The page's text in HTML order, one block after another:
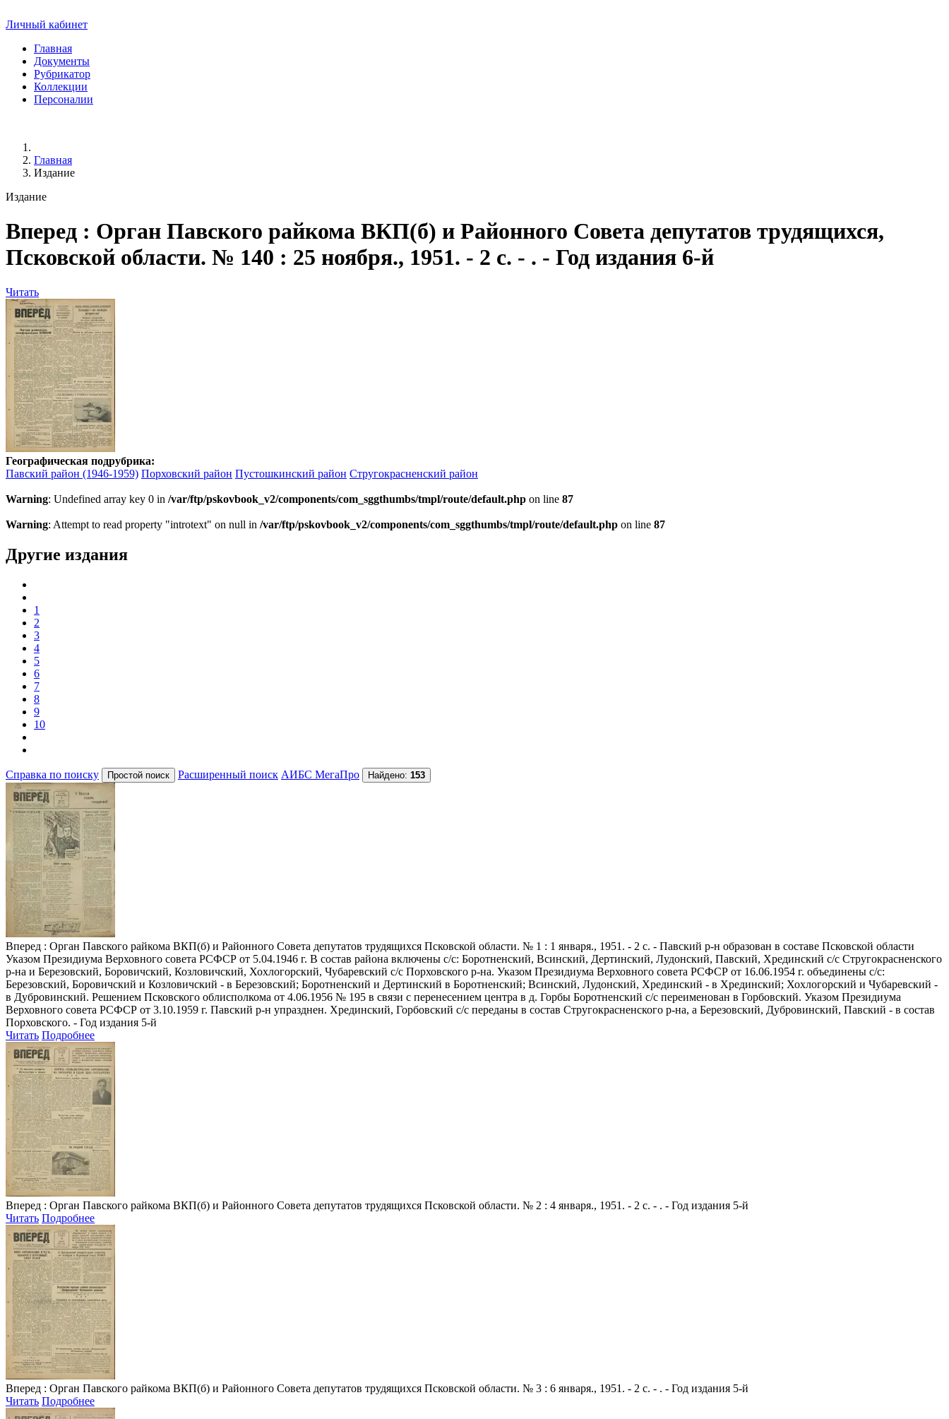
Личный кабинет
Главная
Документы
Рубрикатор
Коллекции
Персоналии
Главная
Издание
Издание
Вперед : Орган Павского райкома ВКП(б) и Районного Совета депутатов трудящихся,
Псковской области. № 140 : 25 ноября., 1951. - 2 с. - . - Год издания 6-й
Читать
Географическая подрубрика:
Павский район (1946-1959) Порховский район Пустошкинский район Стругокрасненский район
Warning: Undefined array key 0 in /var/ftp/pskovbook_v2/components/com_sggthumbs/tmpl/route/default.php on line 87
Warning: Attempt to read property "introtext" on null in /var/ftp/pskovbook_v2/components/com_sggthumbs/tmpl/route/default.php on line 87
Другие издания
1
2
3
4
5
6
7
8
9
10
Справка по поиску Расширенный поиск АИБС МегаПро Найдено: 153
Вперед : Орган Павского райкома ВКП(б) и Районного Совета депутатов трудящихся Псковской области. № 1 : 1 января., 1951. - 2 с. - Павский р-н образован в составе Псковской области
Указом Президиума Верховного совета РСФСР от 5.04.1946 г. В состав района включены с/с: Боротненский, Всинский, Дертинский, Лудонский, Павский, Хрединский с/с Стругокрасненского
р-на и Березовский, Боровичский, Козловичский, Хохлогорский, Чубаревский с/с Порховского р-на. Указом Президиума Верховного совета РСФСР от 16.06.1954 г. объединены с/с:
Березовский, Боровичский и Козловичский - в Березовский; Боротненский и Дертинский в Боротненский; Всинский, Лудонский, Хрединский - в Хрединский; Хохлогорский и Чубаревский -
в Дубровинский. Решением Псковского облисполкома от 4.06.1956 № 195 в связи с перенесением центра в д. Горбы Боротненский с/с переименован в Горбовский. Указом Президиума
Верховного совета РСФСР от 3.10.1959 г. Павский р-н упразднен. Хрединский, Горбовский с/с переданы в состав Стругокрасненского р-на, а Березовский, Дубровинский, Павский - в состав
Порховского. - Год издания 5-й
Читать Подробнее
Вперед : Орган Павского райкома ВКП(б) и Районного Совета депутатов трудящихся Псковской области. № 2 : 4 января., 1951. - 2 с. - . - Год издания 5-й
Читать Подробнее
Вперед : Орган Павского райкома ВКП(б) и Районного Совета депутатов трудящихся Псковской области. № 3 : 6 января., 1951. - 2 с. - . - Год издания 5-й
Читать Подробнее